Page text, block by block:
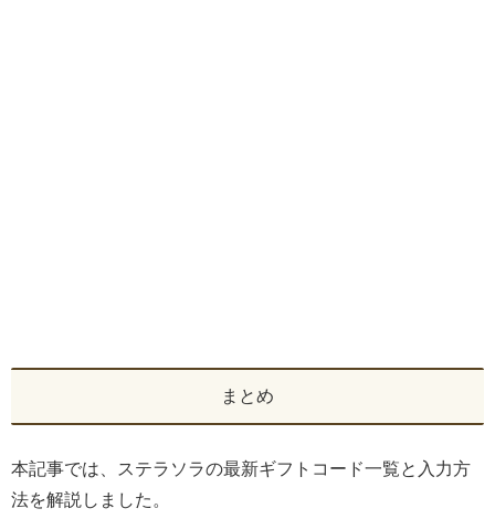
まとめ
本記事では、ステラソラの最新ギフトコード一覧と入力方
法を解説しました。